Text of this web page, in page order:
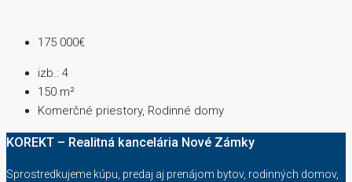
175 000€
izb.: 4
150 m²
Komerčné priestory, Rodinné domy
KOREKT – Realitná kancelária Nové Zámky
Sprostredkujeme kúpu, predaj aj prenájom bytov, rodinných domov,